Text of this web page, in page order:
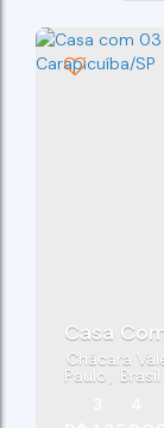
Casa
Chácara
Paulo
Brasil